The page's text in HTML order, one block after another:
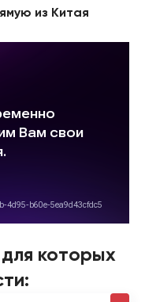
из Китая
которых